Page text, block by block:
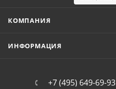
КОМПАНИЯ
ИНФОРМАЦИЯ
+7 (495) 649-69-93